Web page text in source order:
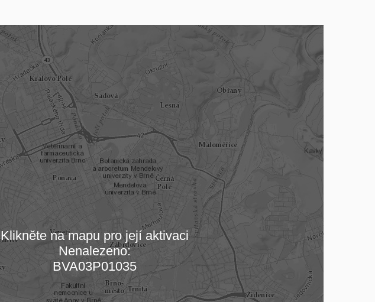
Načítám mapu…
Klikněte na mapu pro její aktivaci
Nenalezeno:
BVA03P01035